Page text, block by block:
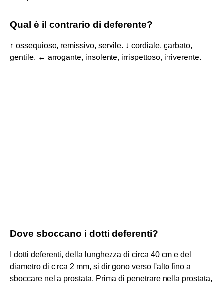
Qual è il contrario di deferente?
↑ ossequioso, remissivo, servile. ↓ cordiale, garbato,
gentile. ↔ arrogante, insolente, irrispettoso, irriverente.
Dove sboccano i dotti deferenti?
I dotti deferenti, della lunghezza di circa 40 cm e del
diametro di circa 2 mm, si dirigono verso l'alto fino a
sboccare nella prostata. Prima di penetrare nella prostata,